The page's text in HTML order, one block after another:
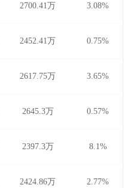
2700.41万 3.08%
2452.41万 0.75%
2617.75万 3.65%
2645.3万 0.57%
2397.3万 8.1%
2424.86万 2.77%